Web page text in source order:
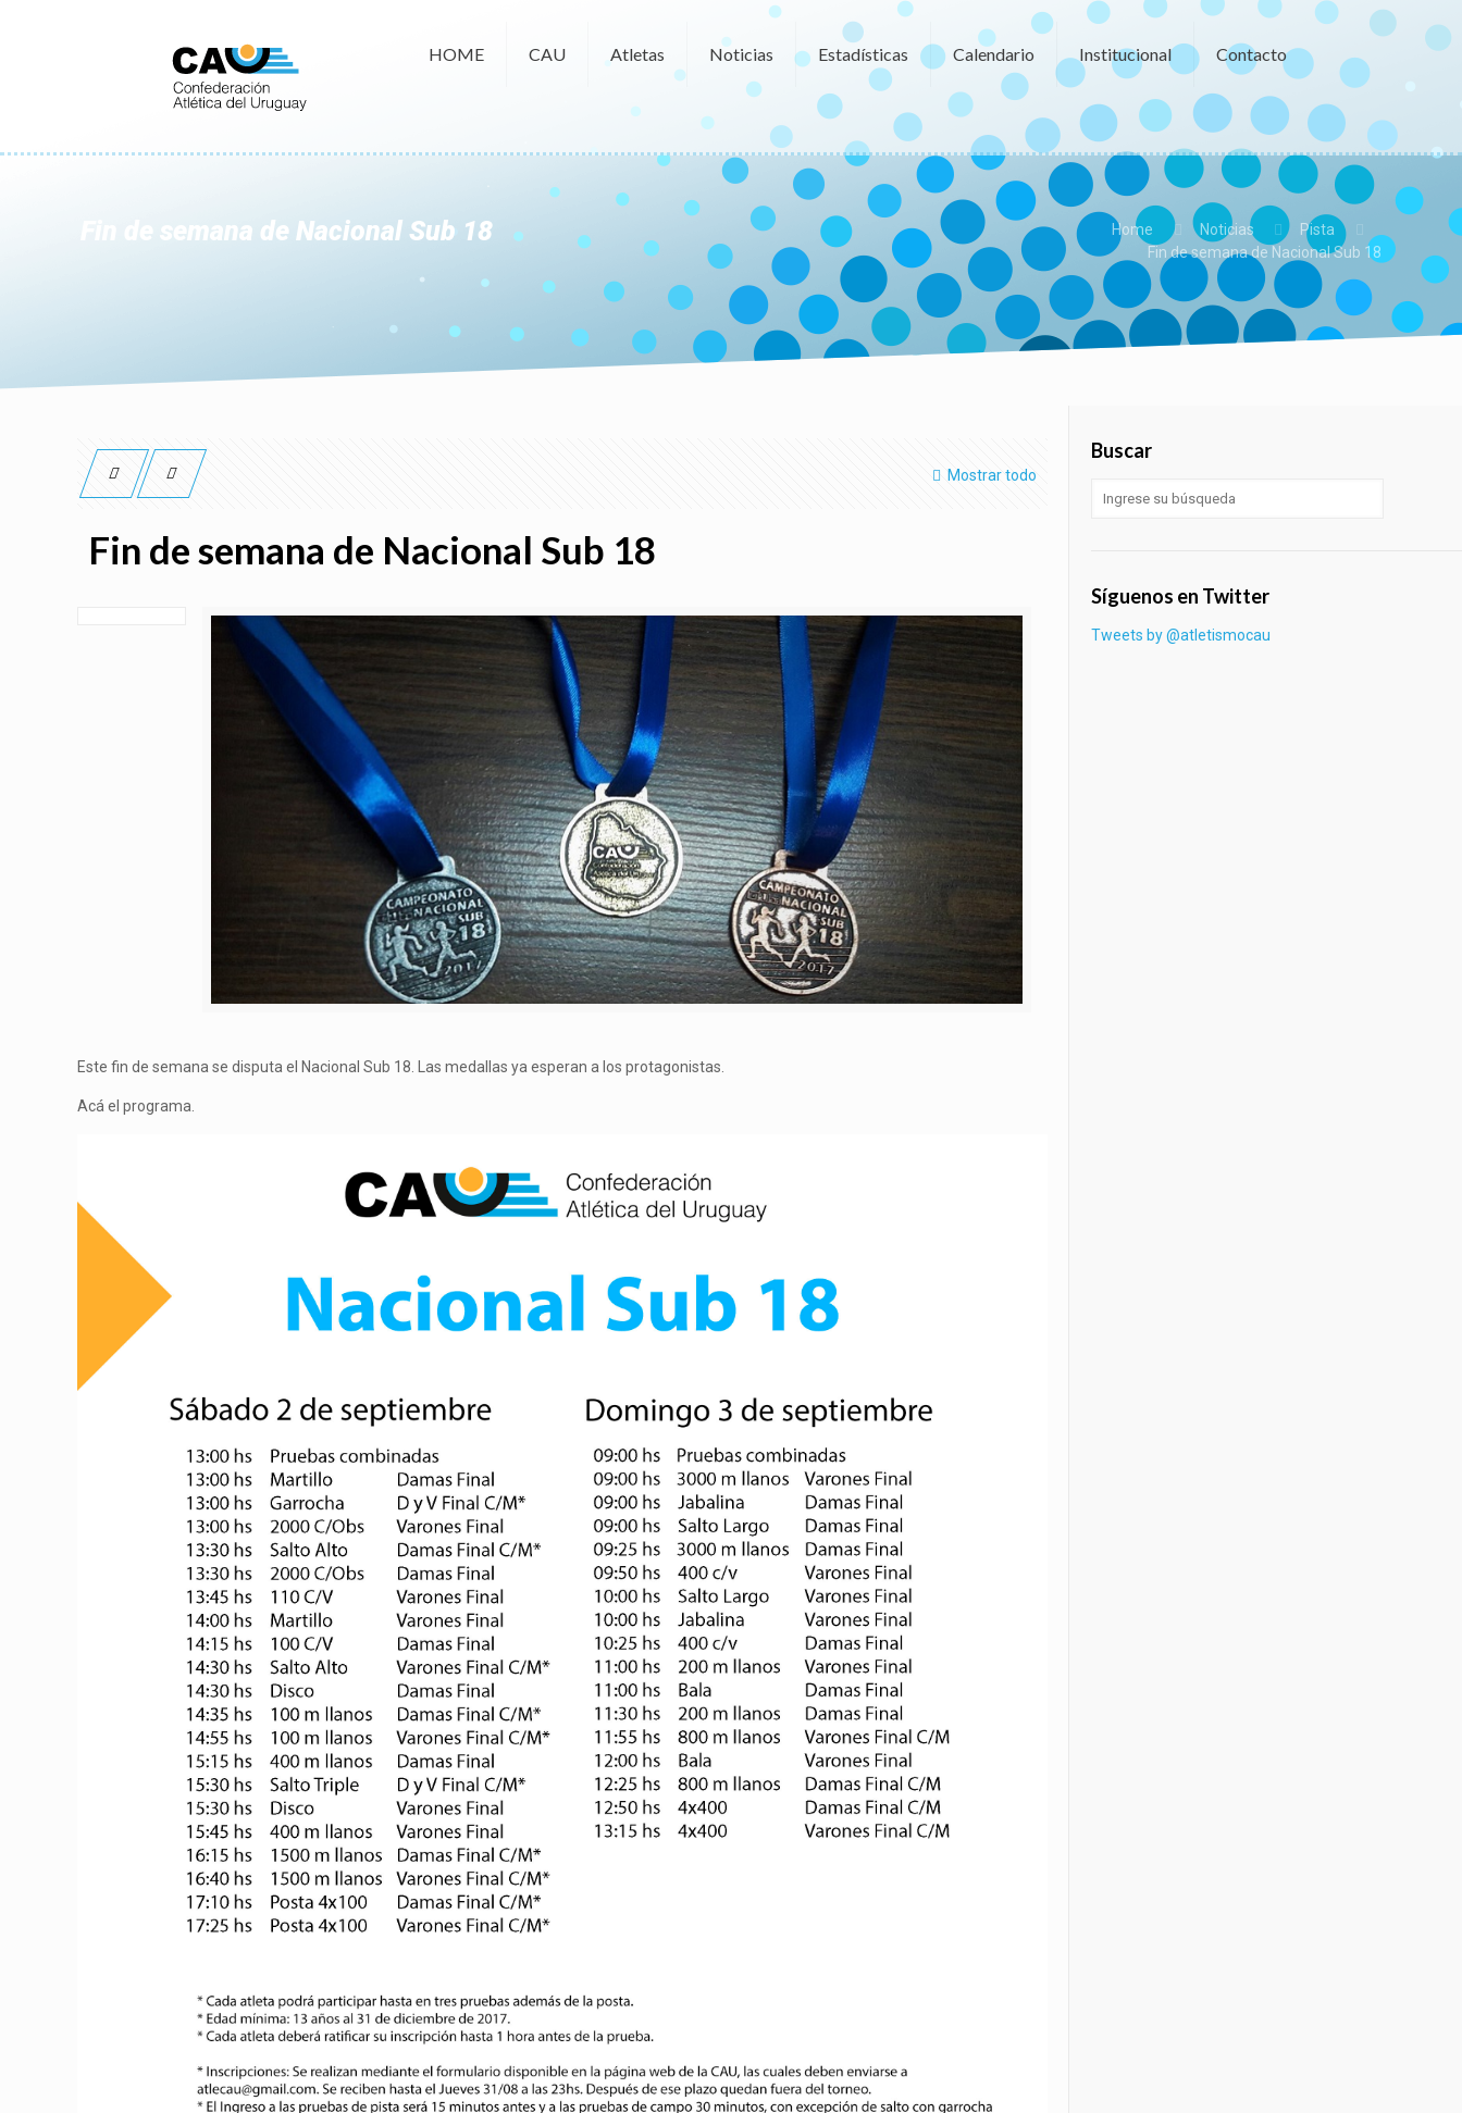
HOME CAU Atletas Noticias Estadísticas Calendario Institucional Contacto
Fin de semana de Nacional Sub 18 Home Noticias
Pista
Fin de semana de Nacional Sub 18
Mostrar todo
Fin de semana de Nacional Sub 18
Este fin de semana se disputa el Nacional Sub 18. Las medallas ya esperan a los protagonistas.
Acá el programa.
Buscar
Síguenos en Twitter
Tweets by @atletismocau